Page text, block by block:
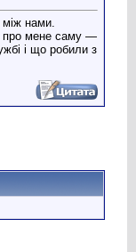
між нами.
про мене саму —
і що робили з